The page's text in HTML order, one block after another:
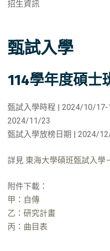
招生資訊
甄試入學
114學年度碩士
甄試入學時程 | 2024/10/
2024/11/23
甄試入學放榜日期 | 2024/
詳見 東海大學碩班甄試入學
附件下載：
甲：自傳
乙：研究計畫
丙：曲目表